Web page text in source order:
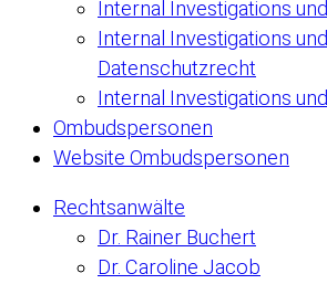
Internal Investigations
Internal Investigations und
Datenschutzrecht
Internal Investigations
Ombudspersonen
Website Ombudspersonen
Rechtsanwälte
Dr. Rainer Buchert
Dr. Caroline Jacob